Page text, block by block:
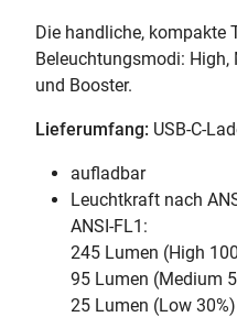
Die handliche, kompakte
Beleuchtungsmodi: High,
und Booster.
Lieferumfang: USB-C-
aufladbar
Leuchtkraft nach
ANSI-FL1:
245 Lumen (High
95 Lumen (Medium
25 Lumen (Low